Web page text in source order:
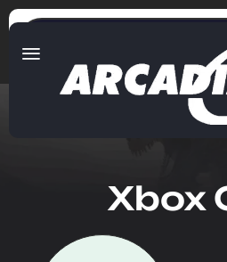
Xbox